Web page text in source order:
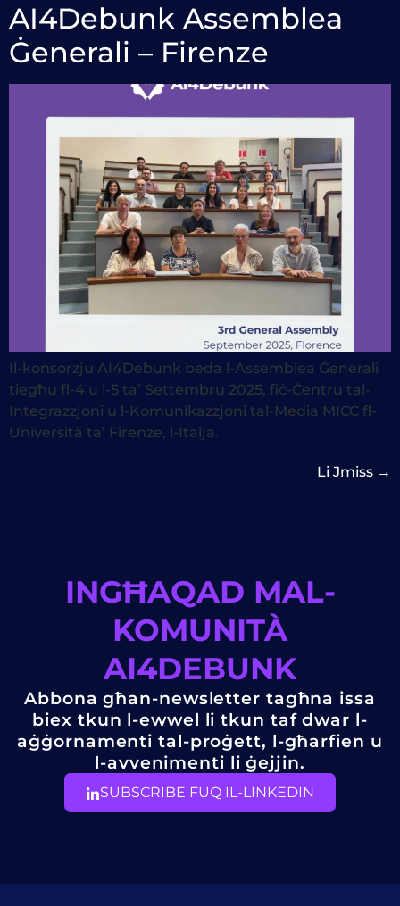
AI4Debunk Assemblea
Ġenerali – Firenze
Il-konsorzju AI4Debunk beda l-Assemblea Ġenerali
tiegħu fl-4 u l-5 ta’ Settembru 2025, fiċ-Ċentru tal-
Integrazzjoni u l-Komunikazzjoni tal-Media MICC fl-
Università ta’ Firenze, l-Italja.
Li Jmiss →
INGĦAQAD MAL-
KOMUNITÀ
AI4DEBUNK
Abbona għan-newsletter tagħna issa
biex tkun l-ewwel li tkun taf dwar l-
aġġornamenti tal-proġett, l-għarfien u
l-avvenimenti li ġejjin.
SUBSCRIBE FUQ IL-LINKEDIN